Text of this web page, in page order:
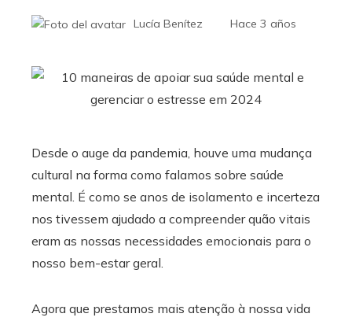
Lucía Benítez Hace 3 años
Desde o auge da pandemia, houve uma mudança
cultural na forma como falamos sobre saúde
mental. É como se anos de isolamento e incerteza
nos tivessem ajudado a compreender quão vitais
eram as nossas necessidades emocionais para o
nosso bem-estar geral.
Agora que prestamos mais atenção à nossa vida